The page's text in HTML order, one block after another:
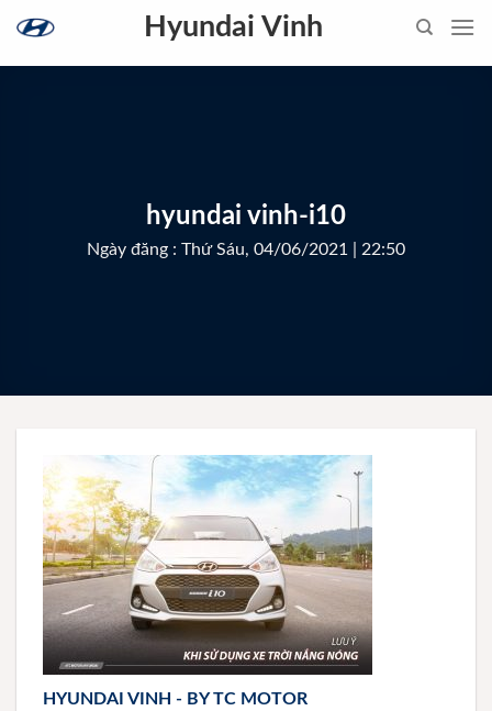
content
Hyundai Vinh
hyundai vinh-i10
Ngày đăng : Thứ Sáu, 04/06/2021 | 22:50
HYUNDAI VINH - BY TC MOTOR